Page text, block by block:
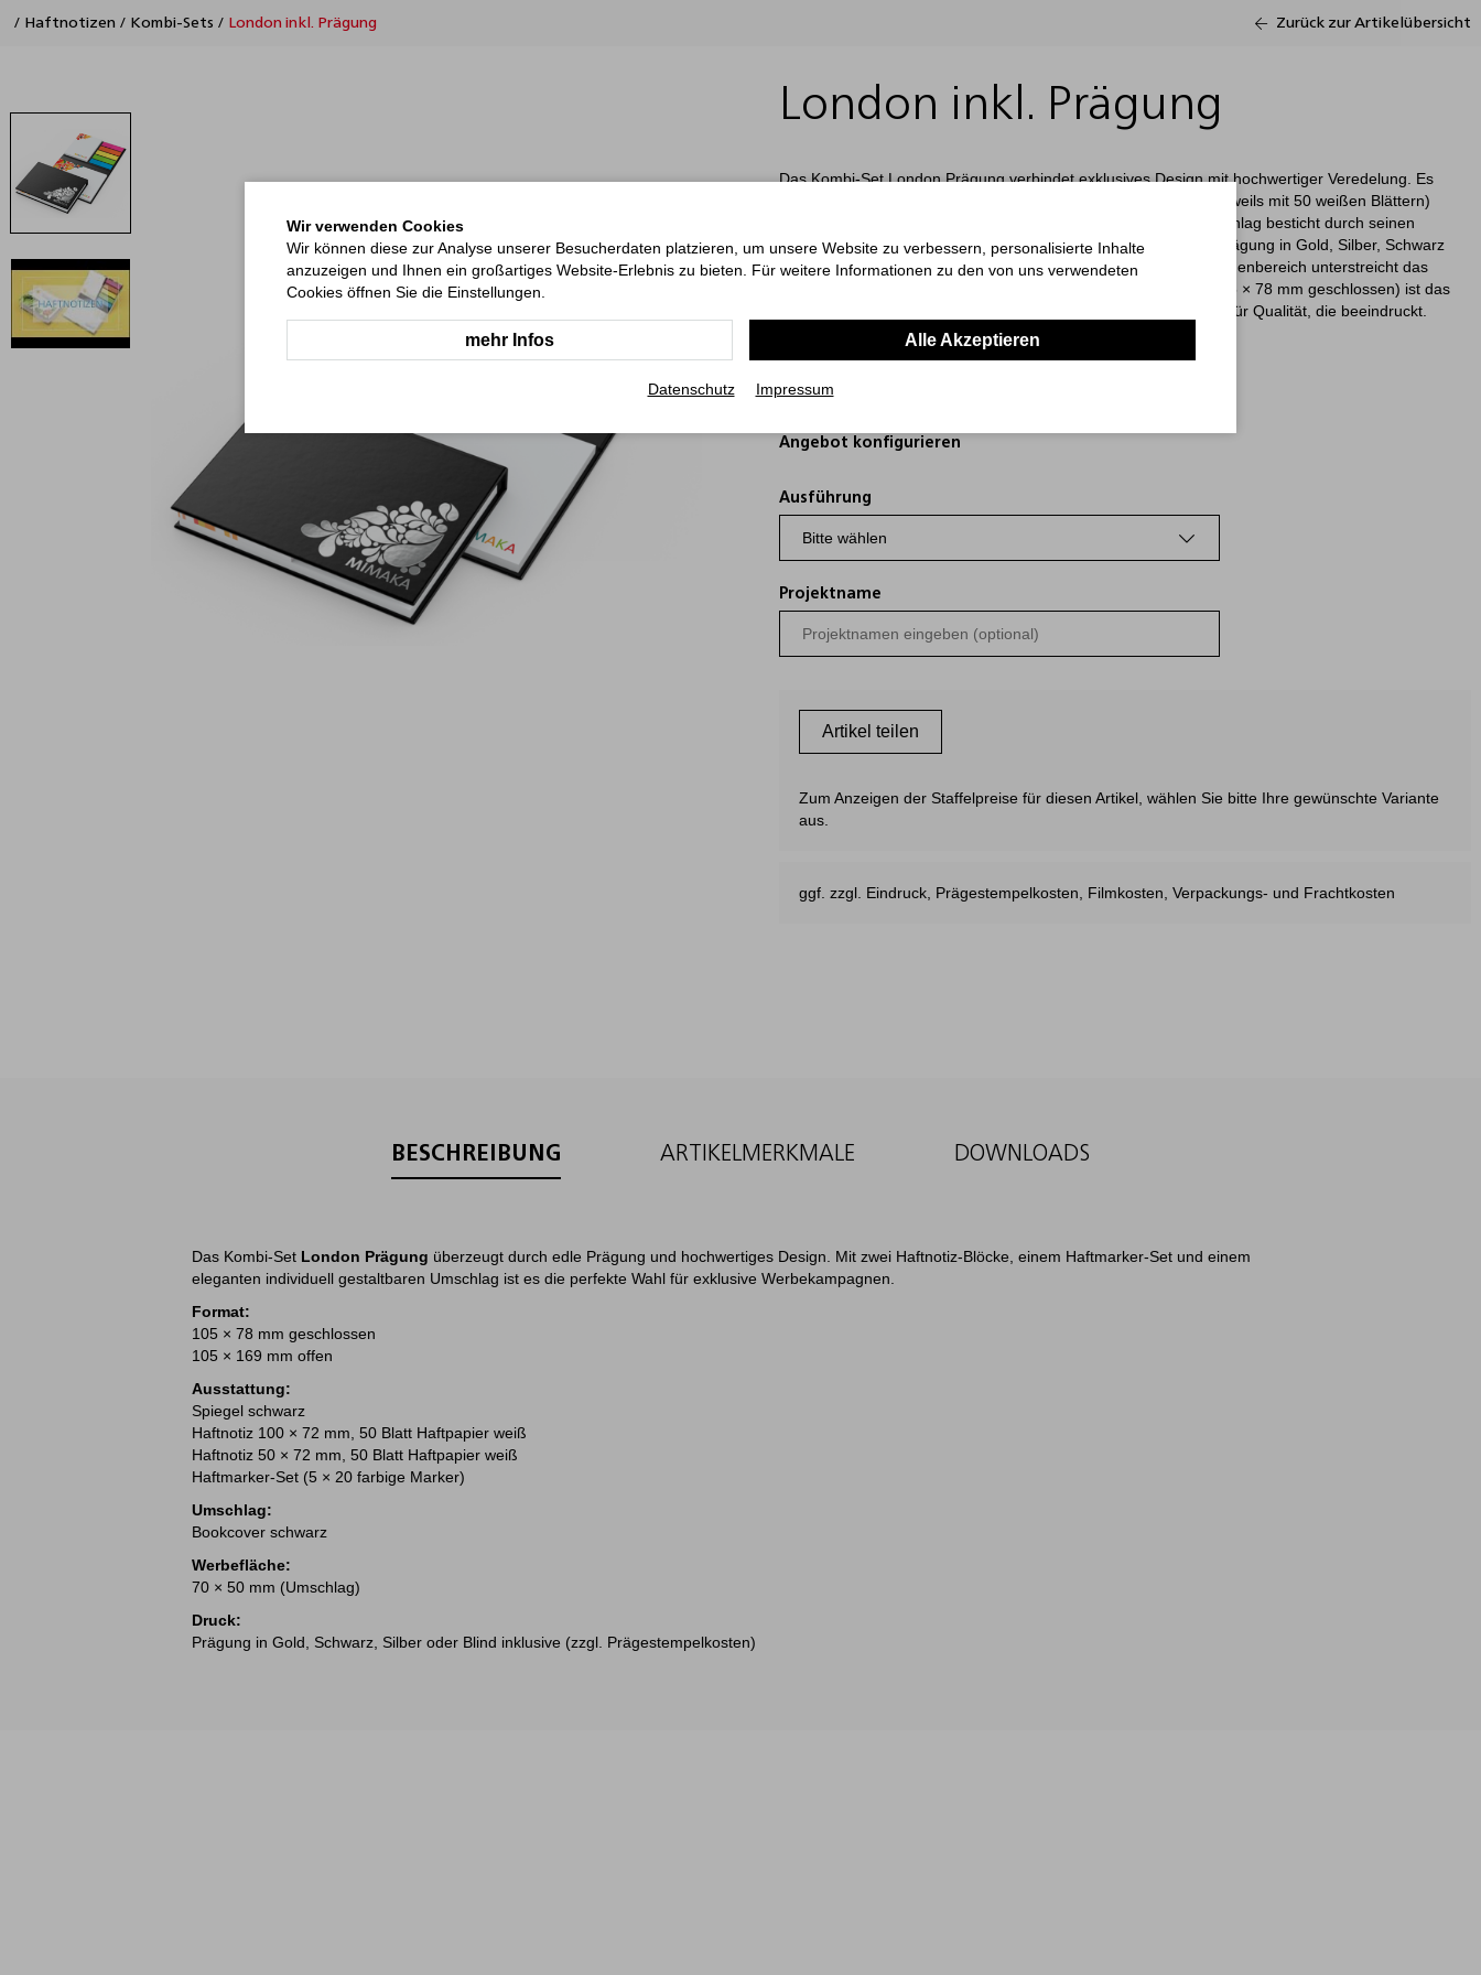
/ Haftnotizen / Kombi-Sets / London inkl. Prägung Zurück zur Artikelübersicht
London inkl. Prägung
Das Kombi-Set London Prägung verbindet exklusives Design mit hochwertiger Veredelung. Es
umfasst zwei Haftnotiz-Blöcke (100 × 72 mm und 50 × 72 mm, jeweils mit 50 weißen Blättern)
sowie ein Haftmarker-Set mit 5 × 20 farbigen Markern. Der Umschlag besticht durch seinen
eleganten schwarzen Bookcover-Einband und wird durch eine Prägung in Gold, Silber, Schwarz
oder Blinddruck veredelt (bis 70 × 50 mm). Der edle schwarze Innenbereich unterstreicht das
hochwertige Erscheinungsbild. Mit einem kompakten Format (105 × 78 mm geschlossen) ist das
Set ideal für professionelle Werbezwecke. „Made in Germany“ – für Qualität, die beeindruckt.
ab 100 Stück
Art.-Nr.: 018BB.FSC_LOND_P
Angebot konfigurieren
Ausführung
Projektname
Artikel teilen
Zum Anzeigen der Staffelpreise für diesen Artikel, wählen Sie bitte Ihre gewünschte Variante
aus.
ggf. zzgl. Eindruck, Prägestempelkosten, Filmkosten, Verpackungs- und Frachtkosten
BESCHREIBUNG ARTIKELMERKMALE DOWNLOADS
Das Kombi-Set London Prägung überzeugt durch edle Prägung und hochwertiges Design. Mit zwei Haftnotiz-Blöcke, einem Haftmarker-Set und einem
eleganten individuell gestaltbaren Umschlag ist es die perfekte Wahl für exklusive Werbekampagnen.
Format:
105 × 78 mm geschlossen
105 × 169 mm offen
Ausstattung:
Spiegel schwarz
Haftnotiz 100 × 72 mm, 50 Blatt Haftpapier weiß
Haftnotiz 50 × 72 mm, 50 Blatt Haftpapier weiß
Haftmarker-Set (5 × 20 farbige Marker)
Umschlag:
Bookcover schwarz
Werbefläche:
70 × 50 mm (Umschlag)
Druck:
Prägung in Gold, Schwarz, Silber oder Blind inklusive (zzgl. Prägestempelkosten)
Wir verwenden Cookies
Wir können diese zur Analyse unserer Besucherdaten platzieren, um unsere Website zu verbessern, personalisierte Inhalte
anzuzeigen und Ihnen ein großartiges Website-Erlebnis zu bieten. Für weitere Informationen zu den von uns verwendeten
Cookies öffnen Sie die Einstellungen.
mehr Infos Alle Akzeptieren
Datenschutz Impressum